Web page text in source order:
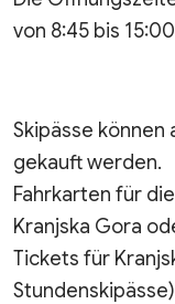
von 8:45 bis
Skipässe können
gekauft werden.
Fahrkarten für
Kranjska Gora
Tickets für